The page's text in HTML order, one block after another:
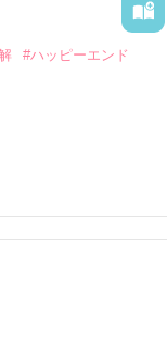
#ハッピーエンド
友達──いわゆる